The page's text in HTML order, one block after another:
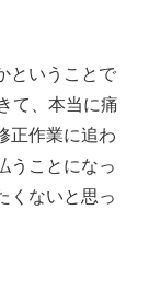
ということで
て、本当に痛
正作業に追わ
うことになっ
くないと思っ